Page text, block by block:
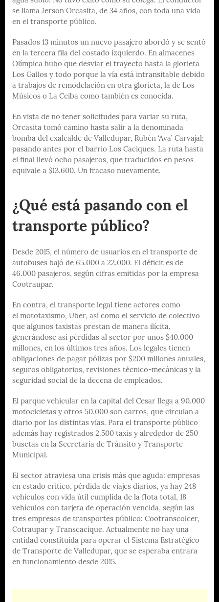
se llama Jerson Orcasita, de 34 años, con toda una vida
en el transporte público.
Pasados 13 minutos un nuevo pasajero abordó y se sentó
en la tercera fila del costado izquierdo. En almacenes
Olímpica hubo que desviar el trayecto hasta la glorieta
Los Gallos y todo porque la vía está intransitable debido
a trabajos de remodelación en otra glorieta, la de Los
Músicos o La Ceiba como también es conocida.
En vista de no tener solicitudes para variar su ruta,
Orcasita tomó camino hasta salir a la denominada
bomba del exalcalde de Valledupar, Rubén ‘Ava’ Carvajal;
pasando antes por el barrio Los Caciques. La ruta hasta
el final llevó ocho pasajeros, que traducidos en pesos
equivale a $13.600. Un fracaso nuevamente.
¿Qué está pasando con el
transporte público?
Desde 2015, el número de usuarios en el transporte de
autobuses bajó de 65.000 a 22.000. El déficit es de
46.000 pasajeros, según cifras emitidas por la empresa
Cootraupar.
En contra, el transporte legal tiene actores como
el mototaxismo, Uber, así como el servicio de colectivo
que algunos taxistas prestan de manera ilícita,
generándose así pérdidas al sector por unos $40.000
millones, en los últimos tres años. Los legales tienen
obligaciones de pagar pólizas por $200 millones anuales,
seguros obligatorios, revisiones técnico-mecánicas y la
seguridad social de la decena de empleados.
El parque vehicular en la capital del Cesar llega a 90.000
motocicletas y otros 50.000 son carros, que circulan a
diario por las distintas vías. Para el transporte público
además hay registrados 2.500 taxis y alrededor de 250
busetas en la Secretaría de Tránsito y Transporte
Municipal.
El sector atraviesa una crisis más que aguda: empresas
en estado crítico, pérdida de viajes diarios, ya hay 248
vehículos con vida útil cumplida de la flota total, 18
vehículos con tarjeta de operación vencida, según las
tres empresas de transportes público: Cootranscolcer,
Cotraupar y Transcacique. Actualmente no hay una
entidad constituida para operar el Sistema Estratégico
de Transporte de Valledupar, que se esperaba entrara
en funcionamiento desde 2015.